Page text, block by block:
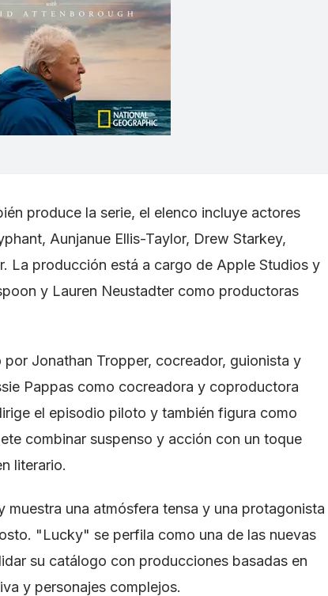
produce la serie, el elenco incluye actores
Aunjanue Ellis-Taylor, Drew Starkey,
La producción está a cargo de Apple Studios y
y Lauren Neustadter como productoras
Jonathan Tropper, cocreador, guionista y
Pappas como cocreadora y coproductora
el episodio piloto y también figura como
combinar suspenso y acción con un toque
literario.
muestra una atmósfera tensa y una protagonista
"Lucky" se perfila como una de las nuevas
su catálogo con producciones basadas en
y personajes complejos.